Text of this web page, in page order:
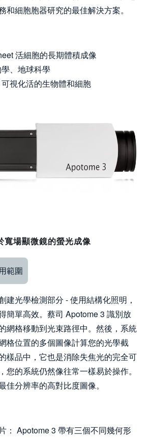
和細胞胞器研究的最佳解決方案。
活細胞的長期體積成像
、地球科學
視化活的生物體和細胞
場顯微鏡的螢光成像
to navigate between tabs
範圍
建光學檢測部分 - 使用結構化照明，
簡單高效。蔡司 Apotome 3 識別放
網格移動到光束路徑中。然後，系統
格位置的多個圖像計算您的光學截
樣品中，它也是消除失焦光的完全可
您的系統仍然像往常一樣易於操作。
佳分辨率的高對比度圖像。
： Apotome 3 帶有三個不同幾何形